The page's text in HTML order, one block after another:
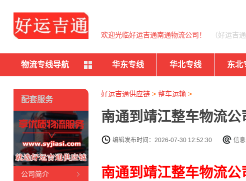
欢迎光临好运吉通南通物流公司！ （好运吉
物流专线导航 华东专线 华北专线 东北
好运吉通供应链> 整车运输>
南通到靖江整车物流
编辑发布时间：2026-07-30 12:52:30 信
南通到靖江整车物流公
配套服务
公司简介